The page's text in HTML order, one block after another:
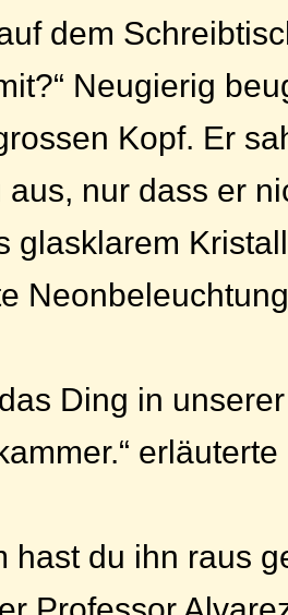
dem
Neugierig
Kopf. Er
aus, nur dass er
glasklarem
Ding in unserer
hast du ihn raus